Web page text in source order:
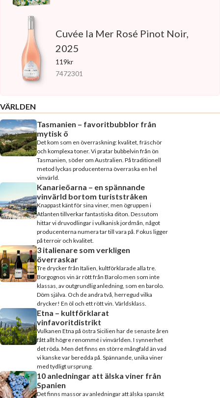
Cuvée la Mer Rosé Pinot Noir,
2025
119kr
7472301
VÄRLDEN
Tasmanien – favoritbubblor från
mytisk ö
Det kom som en överraskning: kvalitet, fräschör
och komplexa toner. Vi pratar bubbelvin från ön
Tasmanien, söder om Australien. På traditionell
metod lyckas producenterna överraska en hel
vinvärld.
Kanarieöarna – en spännande
vinvärld bortom turiststråken
Knappast känt för sina viner, men ögruppen i
Atlanten tillverkar fantastiska diton. Dessutom
hittar vi druvodlingar i vulkanisk jordmån, något
producenterna numera tar till vara på. Fokus ligger
på terroir och kvalitet.
3 italienare som verkligen
överraskar
Tre drycker från Italien, kultförklarade alla tre.
Borgognos vin är rött från Barolo men som inte
klassas, av outgrundlig anledning, som en barolo.
Döm själva. Och de andra två, herregud vilka
drycker! En öl och ett rött vin. Världsklass.
Etna – kultförklarat
vinfavoritdistrikt
Vulkanen Etna på östra Sicilien har de senaste åren
fått allt högre renommé i vinvärlden. I synnerhet
det röda. Men det finns en större mångfald än vad
vi kanske var beredda på. Spännande, unika viner
med tydligt ursprung.
10 anledningar att älska viner från
Spanien
Det finns massor av anledningar att älska spanskt